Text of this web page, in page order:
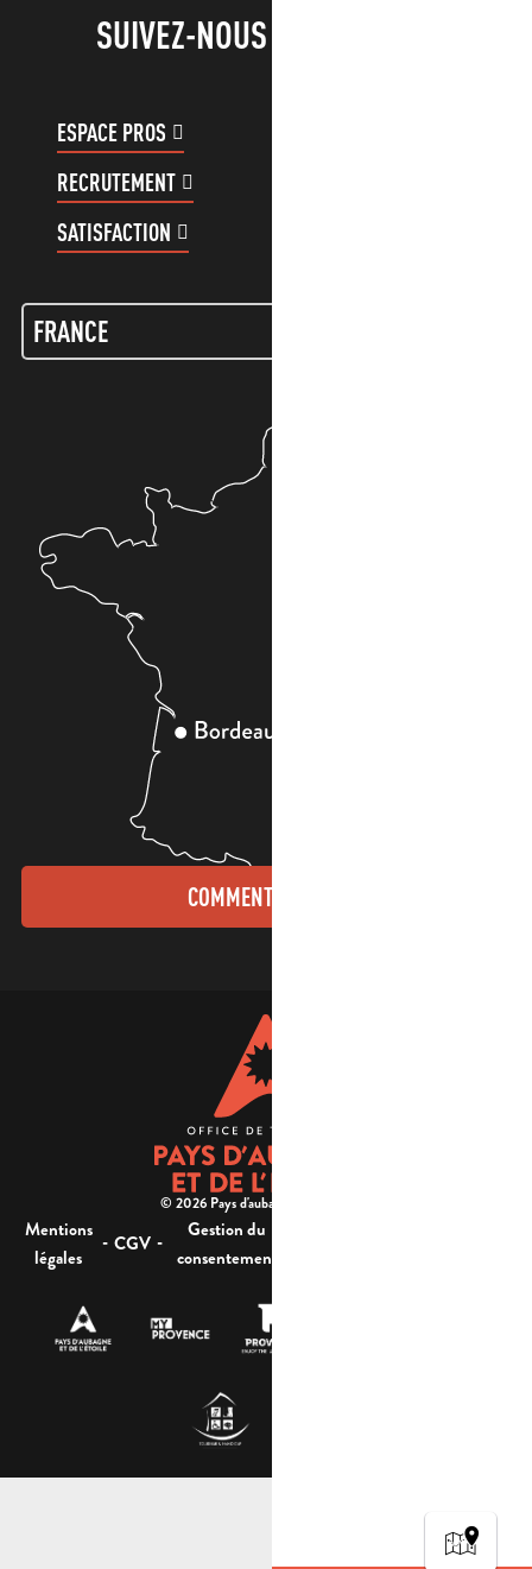
SUIVEZ-NOUS !
ESPACE PROS
RECRUTEMENT
SATISFACTION
COMMENT VENIR ?
© 2026 Pays d'aubagne et de l'étoile -
Mentions
légales
- CGV -
Gestion du
consentement